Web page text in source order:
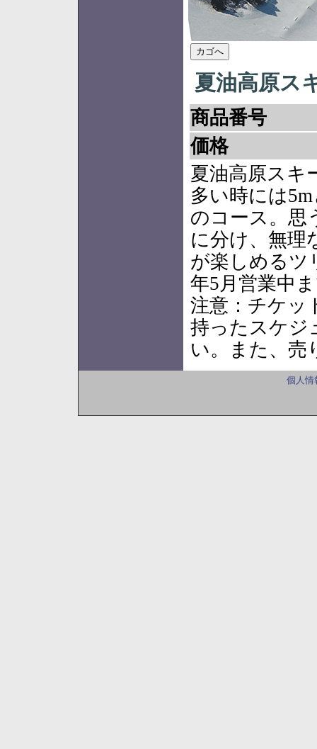
夏油高原ス
商品番号
価格
夏油高原スキ
多い時には
のコース。思
に分け、無理
が楽しめるツ
年5月営業中
注意：チケッ
持ったスケジ
い。また、売
個人情